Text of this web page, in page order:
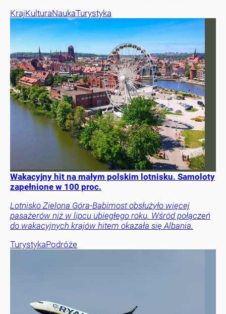
KrajKulturaNaukaTurystyka
Wakacyjny hit na małym polskim lotnisku. Samoloty
zapełnione w 100 proc.
Lotnisko Zielona Góra-Babimost obsłużyło więcej
pasażerów niż w lipcu ubiegłego roku. Wśród połączeń
do wakacyjnych krajów hitem okazała się Albania.
TurystykaPodróże